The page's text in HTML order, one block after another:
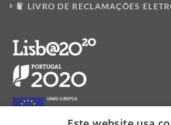
LIVRO DE RECLAMAÇÕES